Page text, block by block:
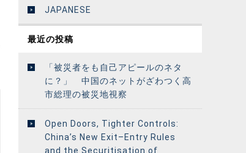
JAPANESE
最近の投稿
「被災者をも自己アピールのネタ
に？」 中国のネットがざわつく高
市総理の被災地視察
Open Doors, Tighter Controls:
China’s New Exit–Entry Rules
and the Securitisation of